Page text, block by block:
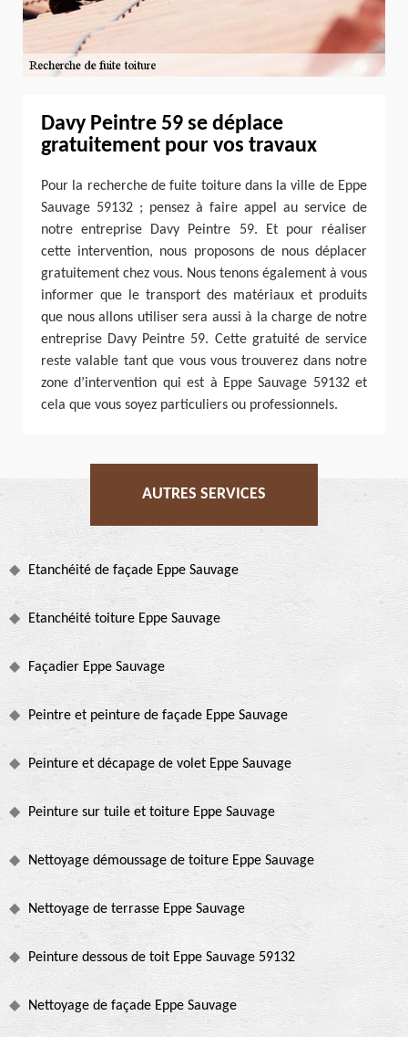
Davy Peintre 59 se déplace
gratuitement pour vos travaux
Pour la recherche de fuite toiture dans la ville de Eppe
Sauvage 59132 ; pensez à faire appel au service de
notre entreprise Davy Peintre 59. Et pour réaliser
cette intervention, nous proposons de nous déplacer
gratuitement chez vous. Nous tenons également à vous
informer que le transport des matériaux et produits
que nous allons utiliser sera aussi à la charge de notre
entreprise Davy Peintre 59. Cette gratuité de service
reste valable tant que vous vous trouverez dans notre
zone d’intervention qui est à Eppe Sauvage 59132 et
cela que vous soyez particuliers ou professionnels.
AUTRES SERVICES
Etanchéité de façade Eppe Sauvage
Etanchéité toiture Eppe Sauvage
Façadier Eppe Sauvage
Peintre et peinture de façade Eppe Sauvage
Peinture et décapage de volet Eppe Sauvage
Peinture sur tuile et toiture Eppe Sauvage
Nettoyage démoussage de toiture Eppe Sauvage
Nettoyage de terrasse Eppe Sauvage
Peinture dessous de toit Eppe Sauvage 59132
Nettoyage de façade Eppe Sauvage